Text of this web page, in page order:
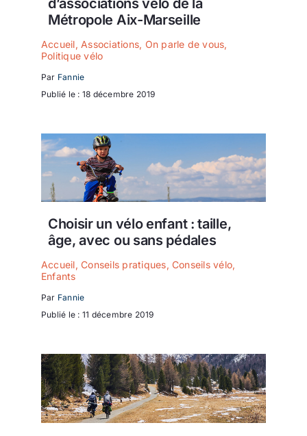
Métropole Aix-Marseille
Accueil, Associations, On parle de vous,
Politique vélo
Par Fannie
Publié le : 18 décembre 2019
Choisir un vélo enfant : taille,
âge, avec ou sans pédales
Accueil,Conseils pratiques, Conseils vélo,
Enfants
Par Fannie
Publié le : 11 décembre 2019